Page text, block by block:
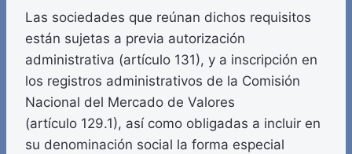
Las sociedades que reúnan dichos requisitos
están sujetas a previa autorización
administrativa (artículo 131), y a inscripción en
los registros administrativos de la Comisión
Nacional del Mercado de Valores
(artículo 129.1), así como obligadas a incluir en
su denominación social la forma especial